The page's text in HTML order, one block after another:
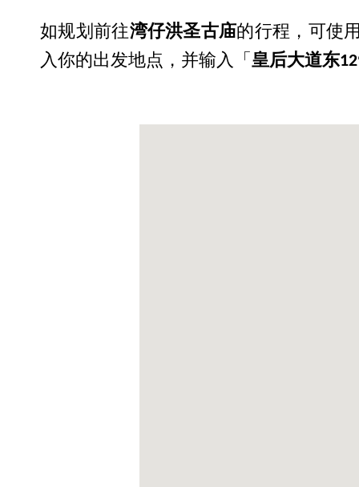
如规划前往湾仔洪圣古庙的行程，可使
入你的出发地点，并输入「 皇后大道东